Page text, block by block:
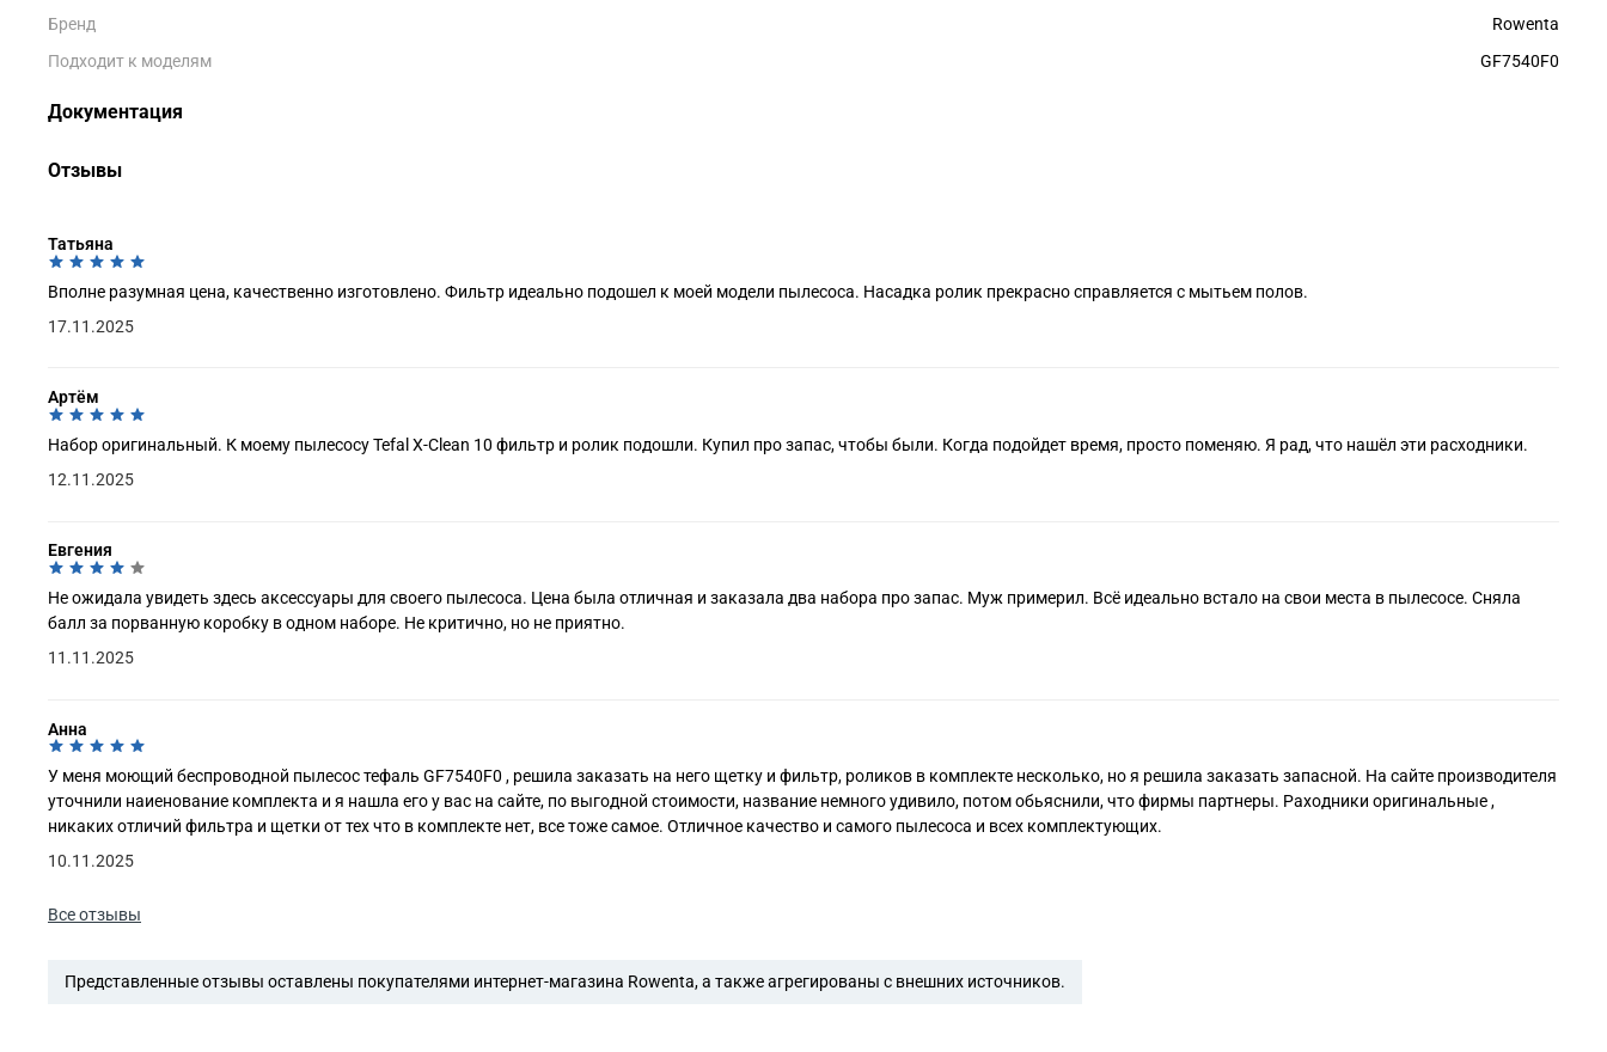
Бренд
Rowenta
Подходит к моделям
GF7540F0
Документация
Отзывы
Татьяна
Вполне разумная цена, качественно изготовлено. Фильтр идеально подошел к моей модели пылесоса. Насадка ролик прекрасно справляется с мытьем полов.
17.11.2025
Артём
Набор оригинальный. К моему пылесосу Tefal X-Clean 10 фильтр и ролик подошли. Купил про запас, чтобы были. Когда подойдет время, просто поменяю. Я рад, что нашёл эти расходники.
12.11.2025
Евгения
Не ожидала увидеть здесь аксессуары для своего пылесоса. Цена была отличная и заказала два набора про запас. Муж примерил. Всё идеально встало на свои места в пылесосе. Сняла
балл за порванную коробку в одном наборе. Не критично, но не приятно.
11.11.2025
Анна
У меня моющий беспроводной пылесос тефаль GF7540F0 , решила заказать на него щетку и фильтр, роликов в комплекте несколько, но я решила заказать запасной. На сайте производителя
уточнили наиенование комплекта и я нашла его у вас на сайте, по выгодной стоимости, название немного удивило, потом обьяснили, что фирмы партнеры. Раходники оригинальные ,
никаких отличий фильтра и щетки от тех что в комплекте нет, все тоже самое. Отличное качество и самого пылесоса и всех комплектующих.
10.11.2025
Все отзывы
Представленные отзывы оставлены покупателями интернет-магазина Rowenta, а также агрегированы с внешних источников.
раз в 2 недели
8 800 302-02-51